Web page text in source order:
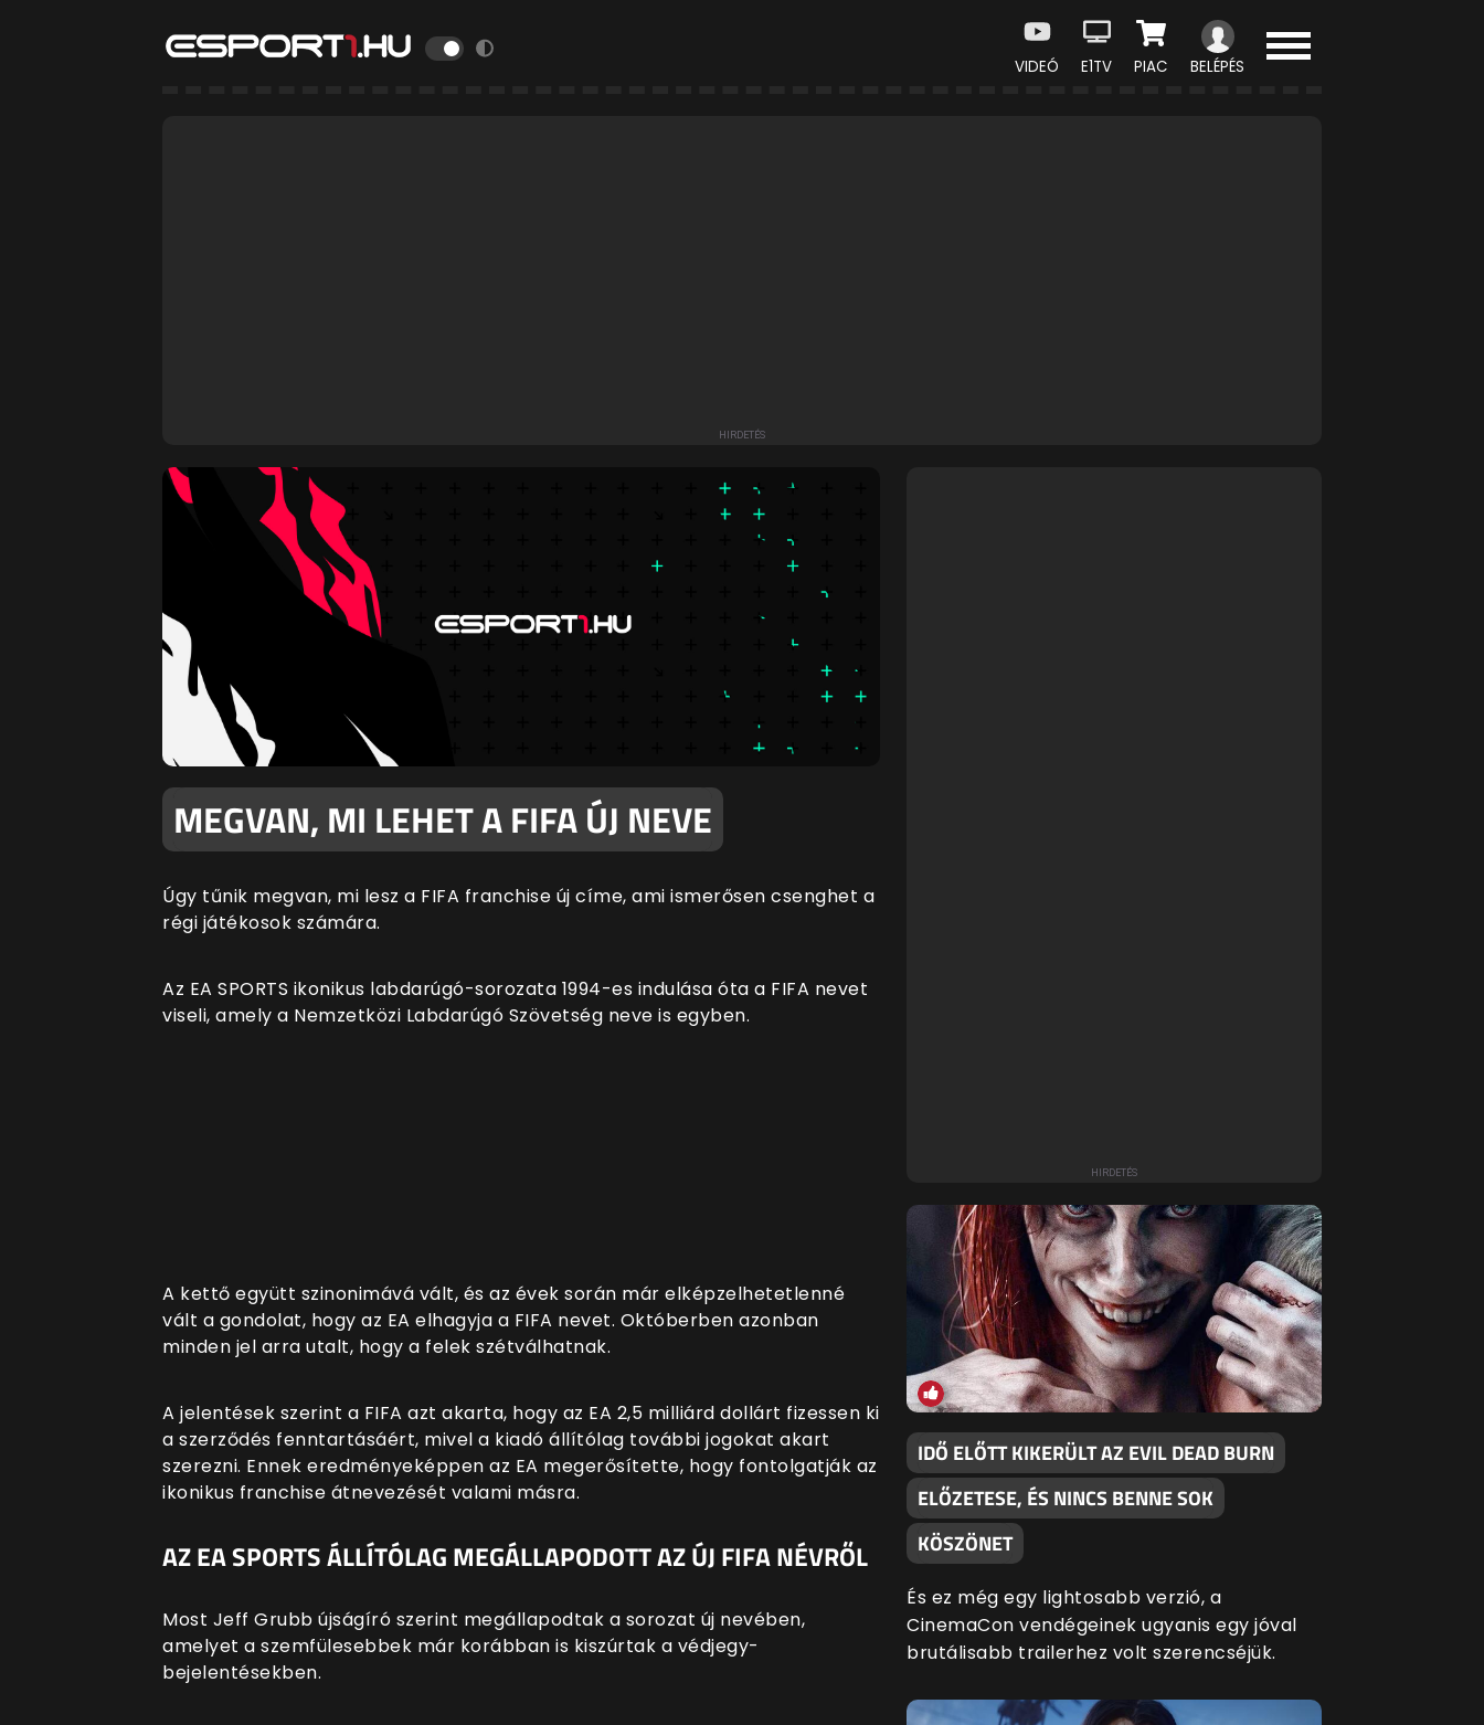
VIDEÓ E1TV PIAC BELÉPÉS
MEGVAN, MI LEHET A FIFA ÚJ NEVE
Úgy tűnik megvan, mi lesz a FIFA franchise új címe, ami ismerősen csenghet a
régi játékosok számára.
Az EA SPORTS ikonikus labdarúgó-sorozata 1994-es indulása óta a FIFA nevet
viseli, amely a Nemzetközi Labdarúgó Szövetség neve is egyben.
A kettő együtt szinonimává vált, és az évek során már elképzelhetetlenné
vált a gondolat, hogy az EA elhagyja a FIFA nevet. Októberben azonban
minden jel arra utalt, hogy a felek szétválhatnak.
A jelentések szerint a FIFA azt akarta, hogy az EA 2,5 milliárd dollárt fizessen ki
a szerződés fenntartásáért, mivel a kiadó állítólag további jogokat akart
szerezni. Ennek eredményeképpen az EA megerősítette, hogy fontolgatják az
ikonikus franchise átnevezését valami másra.
AZ EA SPORTS ÁLLÍTÓLAG MEGÁLLAPODOTT AZ ÚJ FIFA NÉVRŐL
Most Jeff Grubb újságíró szerint megállapodtak a sorozat új nevében,
amelyet a szemfülesebbek már korábban is kiszúrtak a védjegy-
bejelentésekben.
IDŐ ELŐTT KIKERÜLT AZ EVIL DEAD BURN
ELŐZETESE, ÉS NINCS BENNE SOK
KÖSZÖNET
És ez még egy lightosabb verzió, a
CinemaCon vendégeinek ugyanis egy jóval
brutálisabb trailerhez volt szerencséjük.